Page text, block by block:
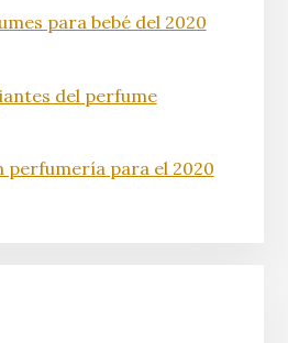
para bebé del 2020
del perfume
perfumería para el 2020